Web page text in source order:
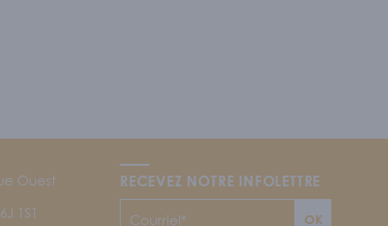
Ouest
1S1
RECEVEZ NOTRE INFOLETTRE
OK